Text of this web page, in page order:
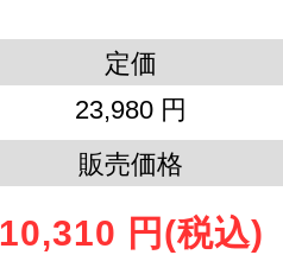
定価
23,980 円
販売価格
10,310 円 (税込)